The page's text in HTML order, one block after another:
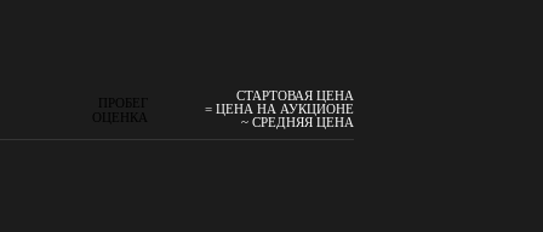
ПРОБЕГ
ОЦЕНКА
СТАРТОВАЯ ЦЕНА
= ЦЕНА НА АУКЦИОНЕ
~ СРЕДНЯЯ ЦЕНА